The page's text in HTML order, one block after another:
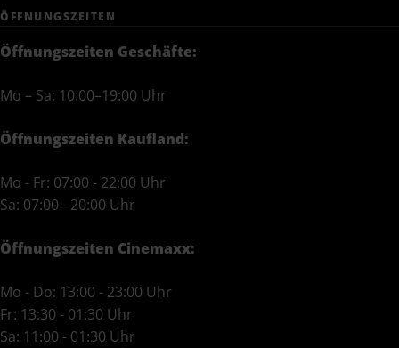
ÖFFNUNGS­ZEITEN
Öffnungszeiten Geschäfte:
Mo – Sa: 10:00–19:00 Uhr
Öffnungszeiten Kaufland:
Mo - Fr: 07:00 - 22:00 Uhr
Sa: 07:00 - 20:00 Uhr
Öffnungszeiten Cinemaxx:
Mo - Do: 13:00 - 23:00 Uhr
Fr: 13:30 - 01:30 Uhr
Sa: 11:00 - 01:30 Uhr